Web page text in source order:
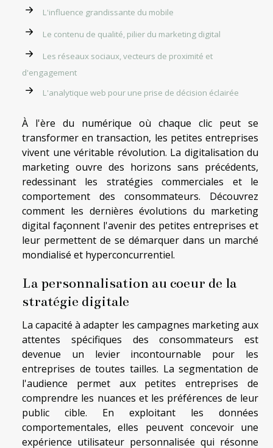
L'influence grandissante du mobile
Le contenu de qualité, pilier du marketing digital
Les réseaux sociaux, vecteurs de proximité et
d'engagement
L'analytique web pour une prise de décision éclairée
À l'ère du numérique où chaque clic peut se
transformer en transaction, les petites entreprises
vivent une véritable révolution. La digitalisation du
marketing ouvre des horizons sans précédents,
redessinant les stratégies commerciales et le
comportement des consommateurs. Découvrez
comment les dernières évolutions du marketing
digital façonnent l'avenir des petites entreprises et
leur permettent de se démarquer dans un marché
mondialisé et hyperconcurrentiel.
La personnalisation au coeur de la
stratégie digitale
La capacité à adapter les campagnes marketing aux
attentes spécifiques des consommateurs est
devenue un levier incontournable pour les
entreprises de toutes tailles. La segmentation de
l'audience permet aux petites entreprises de
comprendre les nuances et les préférences de leur
public cible. En exploitant les données
comportementales, elles peuvent concevoir une
expérience utilisateur personnalisée qui résonne